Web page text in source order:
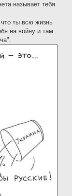
называет тебя
ты всю жизнь
на войну и там